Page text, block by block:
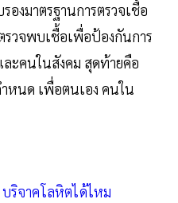
องมาตรฐานการตรวจเชื้อ
รวจพบเชื้อเพื่อป้องกันการ
ะคนในสังคม สุดท้ายคือ
หนด เพื่อตนเอง คนใน
ริจาคโลหิตได้ไหม